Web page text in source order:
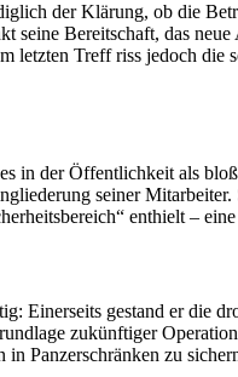
der Klärung, ob die
Bereitschaft, das
letzten Treff riss jedoch
in der Öffentlichkeit als
seiner
enthielt –
Einerseits gestand er die
zukünftiger
Panzerschränken zu